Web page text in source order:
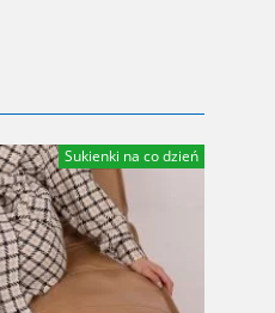
Sukienki na co dzień